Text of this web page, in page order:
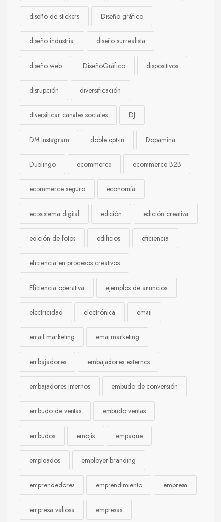
diseño de stickers Diseño gráfico
diseño industrial diseño surrealista
diseño web DiseñoGráfico dispositivos
disrupción diversificación
diversificar canales sociales DJ
DM Instagram doble opt-in Dopamina
Duolingo ecommerce ecommerce B2B
ecommerce seguro economía
ecosistema digital edición edición creativa
edición de fotos edificios eficiencia
eficiencia en procesos creativos
Eficiencia operativa ejemplos de anuncios
electricidad electrónica email
email marketing emailmarketing
embajadores embajadores externos
embajadores internos embudo de conversión
embudo de ventas embudo ventas
embudos emojis empaque
empleados employer branding
emprendedores emprendimiento empresa
empresa valiosa empresas